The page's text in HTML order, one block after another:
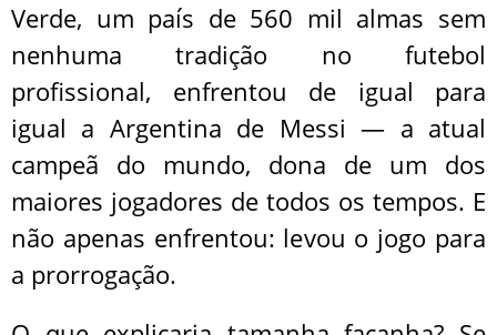
Verde, um país de 560 mil almas sem
nenhuma tradição no futebol
profissional, enfrentou de igual para
igual a Argentina de Messi — a atual
campeã do mundo, dona de um dos
maiores jogadores de todos os tempos. E
não apenas enfrentou: levou o jogo para
a prorrogação.